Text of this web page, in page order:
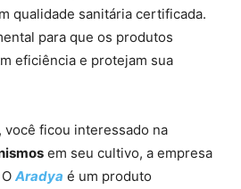
qualidade sanitária certificada.
para que os produtos
eficiência e protejam sua
ficou interessado na
em seu cultivo, a empresa
Aradya é um produto